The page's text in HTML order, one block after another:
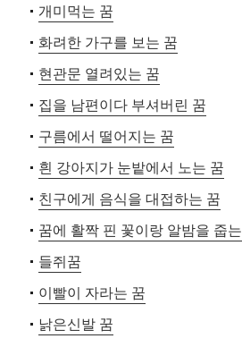
개미먹는 꿈
화려한 가구를 보는 꿈
현관문 열려있는 꿈
집을 남편이다 부셔버린 꿈
구름에서 떨어지는 꿈
흰 강아지가 눈밭에서 노는 꿈
친구에게 음식을 대접하는 꿈
꿈에 활짝 핀 꽃이랑 알밤을 줍
들쥐꿈
이빨이 자라는 꿈
낡은신발 꿈